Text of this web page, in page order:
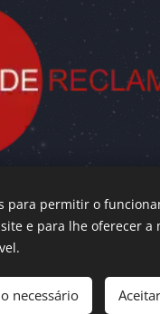
Lda.
direitos reservados
para permitir o
e para lhe oferecer a
necessário